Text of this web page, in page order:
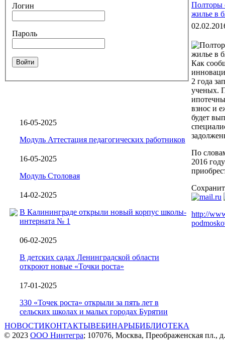
Логин
Пароль
Войти
16-05-2025
Модуль Аттестация педагогических работников
16-05-2025
Модуль Столовая
14-02-2025
В Калининграде открыли новый корпус школы-
интерната № 1
06-02-2025
В детских садах Ленинградской области
откроют новые «Точки роста»
17-01-2025
330 «Точек роста» открыли за пять лет в
сельских школах и малых городах Бурятии
Полторы
жилье в
Как
2 года
ученых.
взнос и
будет
По
2016
http://
НОВОСТИКОНТАКТЫВЕБИНАРЫБИБЛИОТЕКА
© 2023 ООО Нинтегра; 107076, Москва, Преображенская пл.,